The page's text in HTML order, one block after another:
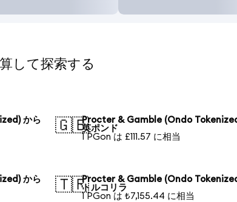
て探索する
から
🇬🇧Procter & Gamble (Ondo
英ポンド
1 PGon は £111.57 に相当
から
🇹🇷Procter & Gamble (Ondo
トルコリラ
1 PGon は ₺7,155.44 に相当